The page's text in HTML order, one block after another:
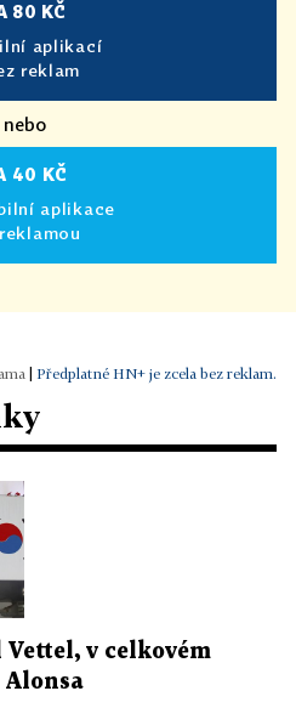
80 KČ
aplikací
reklam
nebo
40 KČ
aplikace
Předplatné HN+ je zcela bez reklam.
v celkovém
Alonsa